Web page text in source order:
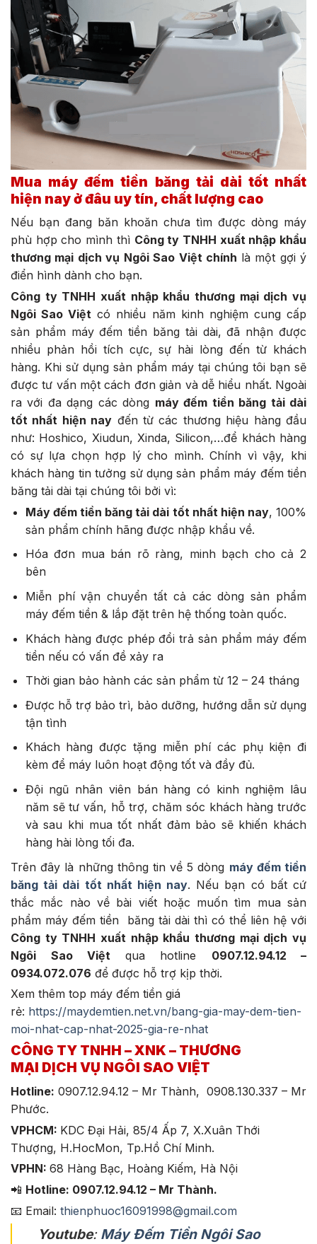
Mua máy đếm tiền băng tải dài tốt nhất
hiện nay ở đâu uy tín, chất lượng cao
Nếu bạn đang băn khoăn chưa tìm được dòng máy
phù hợp cho mình thì Công ty TNHH xuất nhập khẩu
thương mại dịch vụ Ngôi Sao Việt chính là một gợi ý
điển hình dành cho bạn.
Công ty TNHH xuất nhập khẩu thương mại dịch vụ
Ngôi Sao Việt có nhiều năm kinh nghiệm cung cấp
sản phẩm máy đếm tiền băng tải dài, đã nhận được
nhiều phản hồi tích cực, sự hài lòng đến từ khách
hàng. Khi sử dụng sản phẩm máy tại chúng tôi bạn sẽ
được tư vấn một cách đơn giản và dễ hiểu nhất. Ngoài
ra với đa dạng các dòng máy đếm tiền băng tải dài
tốt nhất hiện nay đến từ các thương hiệu hàng đầu
như: Hoshico, Xiudun, Xinda, Silicon,…để khách hàng
có sự lựa chọn hợp lý cho mình. Chính vì vậy, khi
khách hàng tin tưởng sử dụng sản phẩm máy đếm tiền
băng tải dài tại chúng tôi bởi vì:
Máy đếm tiền băng tải dài tốt nhất hiện nay, 100%
sản phẩm chính hãng được nhập khẩu về.
Hóa đơn mua bán rõ ràng, minh bạch cho cả 2
bên
Miễn phí vận chuyển tất cả các dòng sản phẩm
máy đếm tiền & lắp đặt trên hệ thống toàn quốc.
Khách hàng được phép đổi trả sản phẩm máy đếm
tiền nếu có vấn đề xảy ra
Thời gian bảo hành các sản phẩm từ 12 – 24 tháng
Được hỗ trợ bảo trì, bảo dưỡng, hướng dẫn sử dụng
tận tình
Khách hàng được tặng miễn phí các phụ kiện đi
kèm để máy luôn hoạt động tốt và đầy đủ.
Đội ngũ nhân viên bán hàng có kinh nghiệm lâu
năm sẽ tư vấn, hỗ trợ, chăm sóc khách hàng trước
và sau khi mua tốt nhất đảm bảo sẽ khiến khách
hàng hài lòng tối đa.
Trên đây là những thông tin về 5 dòng máy đếm tiền
băng tải dài tốt nhất hiện nay. Nếu bạn có bất cứ
thắc mắc nào về bài viết hoặc muốn tìm mua sản
phẩm máy đếm tiền băng tải dài thì có thể liên hệ với
Công ty TNHH xuất nhập khẩu thương mại dịch vụ
Ngôi Sao Việt qua hotline 0907.12.94.12 –
0934.072.076 để được hỗ trợ kịp thời.
Xem thêm top máy đếm tiền giá
rẻ: https://maydemtien.net.vn/bang-gia-may-dem-tien-
moi-nhat-cap-nhat-2025-gia-re-nhat
CÔNG TY TNHH – XNK – THƯƠNG
MẠI DỊCH VỤ NGÔI SAO VIỆT
Hotline: 0907.12.94.12 – Mr Thành, 0908.130.337 – Mr
Phước.
VPHCM: KDC Đại Hải, 85/4 Ấp 7, X.Xuân Thới
Thượng, H.HocMon, Tp.Hồ Chí Minh.
VPHN: 68 Hàng Bạc, Hoàng Kiếm, Hà Nội
📲 Hotline: 0907.12.94.12 – Mr Thành.
📧 Email: thienphuoc16091998@gmail.com
Youtube: Máy Đếm Tiền Ngôi Sao